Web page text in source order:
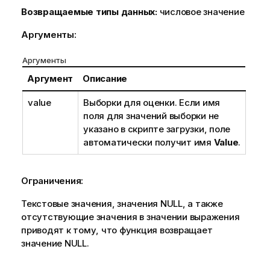
Возвращаемые типы данных: числовое значение
Аргументы:
Аргументы
Аргумент Описание
value
Выборки для оценки. Если имя
поля для значений выборки не
указано в скрипте загрузки, поле
автоматически получит имя Value.
Ограничения:
Текстовые значения, значения NULL, а также
отсутствующие значения в значении выражения
приводят к тому, что функция возвращает
значение NULL.